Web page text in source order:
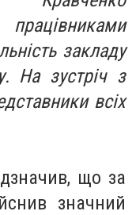
закладу
На зустріч з
всіх
що за
значний